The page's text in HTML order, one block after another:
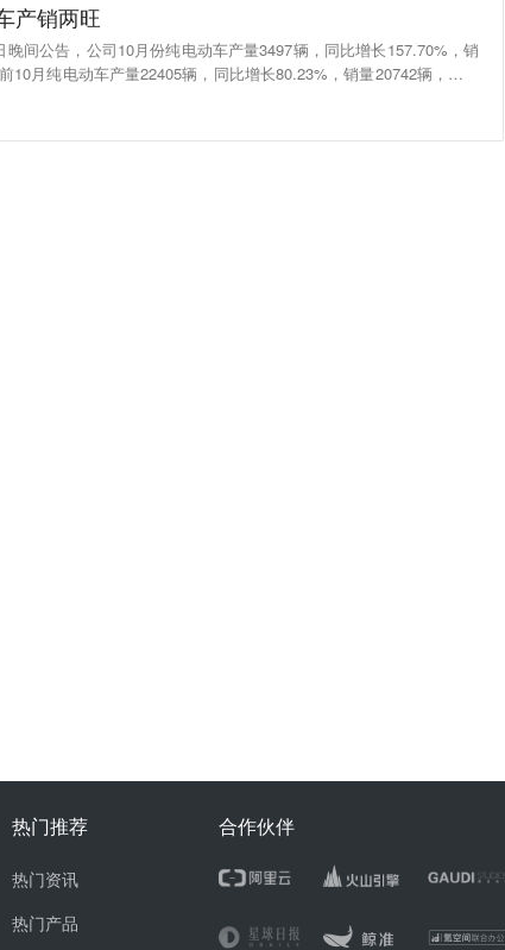
产销两旺
间公告，公司10月份纯电动车产量3497辆，同比增长157.70%，销
10月纯电动车产量22405辆，同比增长80.23%，销量20742辆，同比
热门推荐
热门资讯
热门产品
合作伙伴